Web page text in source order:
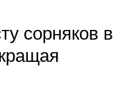
сорняков в